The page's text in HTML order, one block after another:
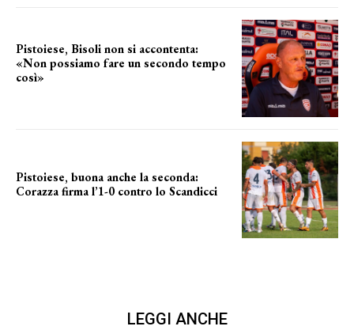
Pistoiese, Bisoli non si accontenta:
«Non possiamo fare un secondo tempo
così»
Pistoiese, buona anche la seconda:
Corazza firma l’1-0 contro lo Scandicci
LEGGI ANCHE